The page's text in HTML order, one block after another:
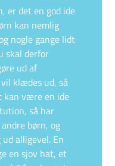
er det en god ide
kan nemlig
nogle gange lidt
skal derfor
ud af
klædes ud, så
kan være en ide
så har
børn, og
alligevel. En
en sjov hat, et